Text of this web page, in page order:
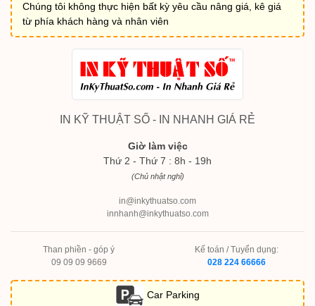
Chúng tôi không thực hiện bất kỳ yêu cầu nâng giá, kê giá
từ phía khách hàng và nhân viên
IN KỸ THUẬT SỐ - IN NHANH GIÁ RẺ
Giờ làm việc
Thứ 2 - Thứ 7 : 8h - 19h
(Chủ nhật nghỉ)
in@inkythuatso.com
innhanh@inkythuatso.com
Than phiền - góp ý
09 09 09 9669
Kế toán / Tuyển dụng:
028 224 66666
Car Parking